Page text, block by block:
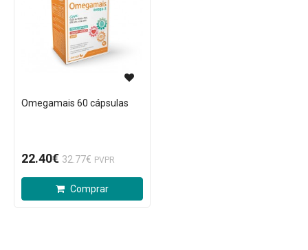
Omegamais 60 cápsulas
22.40€ 32.77€ PVPR
Comprar